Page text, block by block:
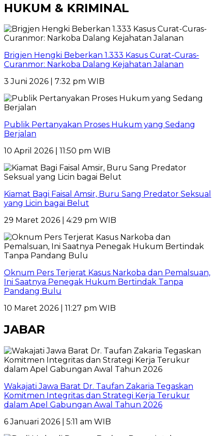
HUKUM & KRIMINAL
Brigjen Hengki Beberkan 1.333 Kasus Curat-Curas-
Curanmor: Narkoba Dalang Kejahatan Jalanan
3 Juni 2026 | 7:32 pm WIB
Publik Pertanyakan Proses Hukum yang Sedang
Berjalan
10 April 2026 | 11:50 pm WIB
Kiamat Bagi Faisal Amsir, Buru Sang Predator Seksual
yang Licin bagai Belut
29 Maret 2026 | 4:29 pm WIB
Oknum Pers Terjerat Kasus Narkoba dan Pemalsuan,
Ini Saatnya Penegak Hukum Bertindak Tanpa
Pandang Bulu
10 Maret 2026 | 11:27 pm WIB
JABAR
Wakajati Jawa Barat Dr. Taufan Zakaria Tegaskan
Komitmen Integritas dan Strategi Kerja Terukur
dalam Apel Gabungan Awal Tahun 2026
6 Januari 2026 | 5:11 am WIB